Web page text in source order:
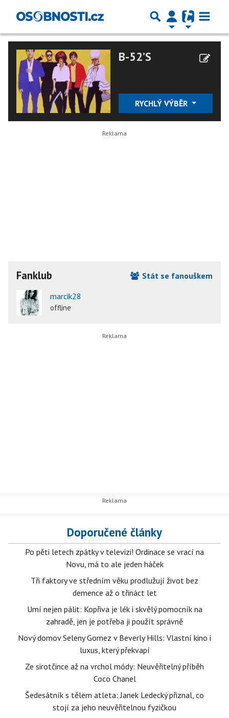
B-52’S
RYCHLÝ VÝBĚR
Fanklub
Stát se fanouškem
marcik28
offline
Doporučené články
Po pěti letech zpátky v televizi! Ordinace se vrací na
Novu, má to ale jeden háček
Tři faktory ve středním věku prodlužují život bez
demence až o třináct let
Umí nejen pálit: Kopřiva je lék i skvělý pomocník na
zahradě, jen je potřeba ji použít správně
Nový domov Seleny Gomez v Beverly Hills: Vlastní kino i
luxus, který překvapí
Ze sirotčince až na vrchol módy: Neuvěřitelný příběh
Coco Chanel
Šedesátník s tělem atleta: Janek Ledecký přiznal, co
stojí za jeho neuvěřitelnou fyzičkou